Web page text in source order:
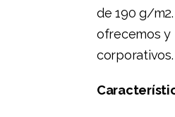
de 190 g/
ofrecemos y
corporativos.